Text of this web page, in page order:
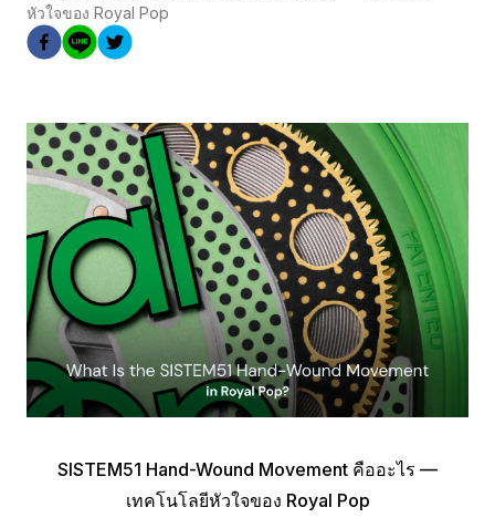
หัวใจของ Royal Pop
SISTEM51 Hand-Wound Movement คืออะไร —
เทคโนโลยีหัวใจของ Royal Pop